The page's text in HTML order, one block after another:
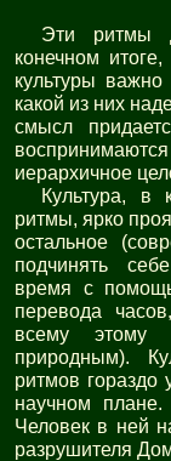
Эти ритмы
конечном
культуры важно
какой из них
смысл
иерархичное
Культура, в
ритмы, ярко
остальное
подчинять
время с
перевода
всему этому
природным).
ритмов гораздо
научном
Человек в ней
разрушителя